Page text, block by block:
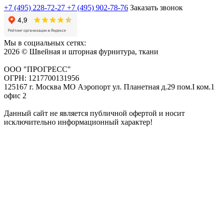
+7 (495) 228-72-27 +7 (495) 902-78-76 Заказать звонок
Мы в социальных сетях:
2026 © Швейная и шторная фурнитура, ткани
ООО "ПРОГРЕСС"
ОГРН: 1217700131956
125167 г. Москва МО Аэропорт ул. Планетная д.29 пом.I ком.1
офис 2
Данный сайт не является публичной офертой и носит
исключительно информационный характер!